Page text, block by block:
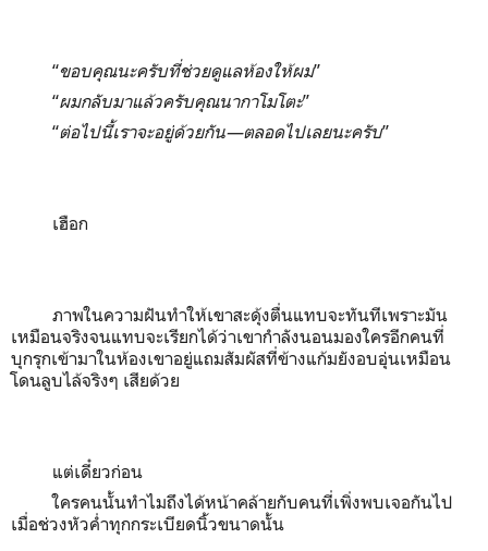
“ขอบคุณนะครับที่ช่วยดูแลห้องให้ผม”
“ผมกลับมาแล้วครับคุณนากาโมโตะ”
“ต่อไปนี้เราจะอยู่ด้วยกัน—ตลอดไปเลยนะครับ”
เฮือก
ภาพในความฝันทำให้เขาสะดุ้งตื่นแทบจะทันทีเพราะมัน
เหมือนจริงจนแทบจะเรียกได้ว่าเขากำลังนอนมองใครอีกคนที่
บุกรุกเข้ามาในห้องเขาอยู่แถมสัมผัสที่ข้างแก้มยังอบอุ่นเหมือน
โดนลูบไล้จริงๆ เสียด้วย
แต่เดี๋ยวก่อน
ใครคนนั้นทำไมถึงได้หน้าคล้ายกับคนที่เพิ่งพบเจอกันไป
เมื่อช่วงหัวค่ำทุกกระเบียดนิ้วขนาดนั้น